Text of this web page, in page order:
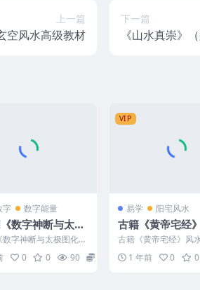
上一篇
空风水高级教材
下一篇
字 数字能量
数字神断与太极
秘而不传的绝密
页
数字神断与太极图化
不传的绝密教材387页
0 0 90
VIP
易学 阳宅风水
古籍《黄帝宅经
PDF22双面 约44
古籍《黄帝宅经》风
双面 约44页Y 250276
1 年前 0 0